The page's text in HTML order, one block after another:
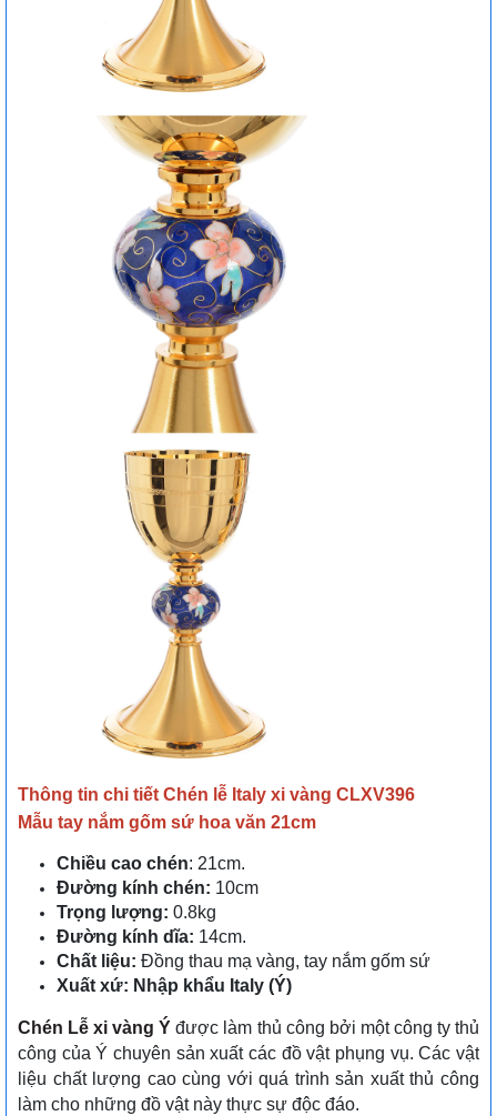
Thông tin chi tiết Chén lễ Italy xi vàng CLXV396
Mẫu tay nắm gốm sứ hoa văn 21cm
Chiều cao chén: 21cm.
Đường kính chén: 10cm
Trọng lượng: 0.8kg
Đường kính dĩa: 14cm.
Chất liệu: Đồng thau mạ vàng, tay nắm gốm sứ
Xuất xứ: Nhập khẩu Italy (Ý)
Chén Lễ xi vàng Ý được làm thủ công bởi một công ty thủ
công của Ý chuyên sản xuất các đồ vật phụng vụ. Các vật
liệu chất lượng cao cùng với quá trình sản xuất thủ công
làm cho những đồ vật này thực sự độc đáo.